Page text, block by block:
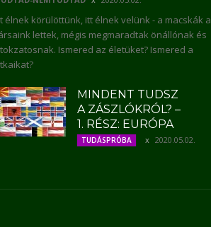
élnek körülöttünk, itt élnek velünk - a macskák a
lettek, mégis megmaradtak önállónak és
Ismered az életüket? Ismered a
MINDENT TUDSZ
A ZÁSZLÓKRÓL? –
1. RÉSZ: EURÓPA
TUDÁSPRÓBA 2020.05.02.